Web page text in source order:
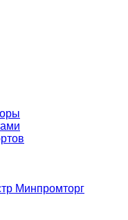
Минпромторг